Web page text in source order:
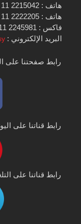
هاتف : 2215042 11 963+
هاتف : 2222205 11 963+
فاكس : 2245981 11 963+
البريد الإلكتروني :
رابط صفحتنا على
رابط قناتنا على
رابط قناتنا على